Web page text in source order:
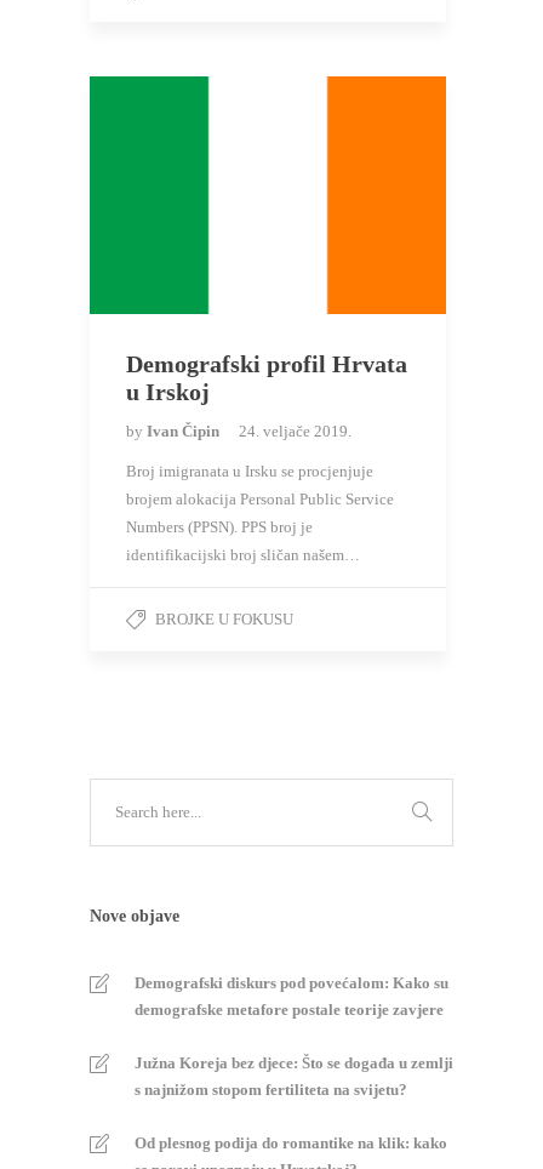
Demografski profil Hrvata
u Irskoj
by Ivan Čipin 24. veljače 2019.
Broj imigranata u Irsku se procjenjuje
brojem alokacija Personal Public Service
Numbers (PPSN). PPS broj je
identifikacijski broj sličan našem…
BROJKE U FOKUSU
Nove objave
Demografski diskurs pod povećalom: Kako su
demografske metafore postale teorije zavjere
Južna Koreja bez djece: Što se događa u zemlji
s najnižom stopom fertiliteta na svijetu?
Od plesnog podija do romantike na klik: kako